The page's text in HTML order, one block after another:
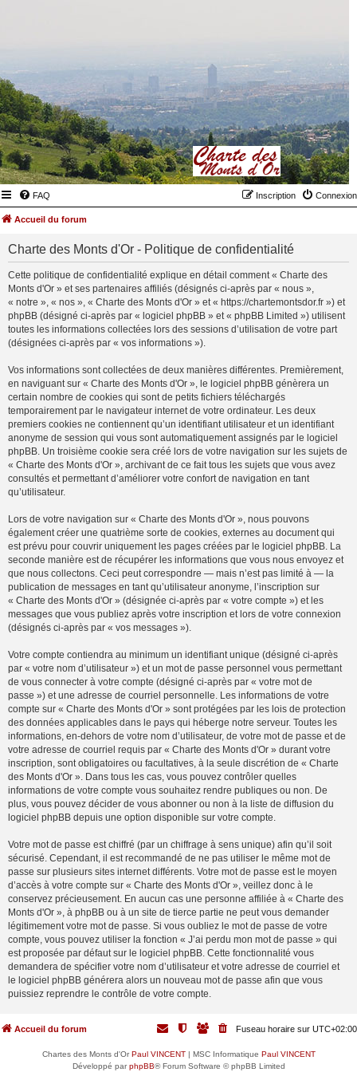
FAQ Connexion
Inscription
Accueil du forum
Charte des Monts d'Or - Politique de confidentialité
Cette politique de confidentialité explique en détail comment « Charte des
Monts d'Or » et ses partenaires affiliés (désignés ci-après par « nous »,
« notre », « nos », « Charte des Monts d'Or » et « https://chartemontsdor.fr ») et
phpBB (désigné ci-après par « logiciel phpBB » et « phpBB Limited ») utilisent
toutes les informations collectées lors des sessions d’utilisation de votre part
(désignées ci-après par « vos informations »).
Vos informations sont collectées de deux manières différentes. Premièrement,
en naviguant sur « Charte des Monts d'Or », le logiciel phpBB génèrera un
certain nombre de cookies qui sont de petits fichiers téléchargés
temporairement par le navigateur internet de votre ordinateur. Les deux
premiers cookies ne contiennent qu’un identifiant utilisateur et un identifiant
anonyme de session qui vous sont automatiquement assignés par le logiciel
phpBB. Un troisième cookie sera créé lors de votre navigation sur les sujets de
« Charte des Monts d'Or », archivant de ce fait tous les sujets que vous avez
consultés et permettant d’améliorer votre confort de navigation en tant
qu’utilisateur.
Lors de votre navigation sur « Charte des Monts d'Or », nous pouvons
également créer une quatrième sorte de cookies, externes au document qui
est prévu pour couvrir uniquement les pages créées par le logiciel phpBB. La
seconde manière est de récupérer les informations que vous nous envoyez et
que nous collectons. Ceci peut correspondre — mais n’est pas limité à — la
publication de messages en tant qu’utilisateur anonyme, l’inscription sur
« Charte des Monts d'Or » (désignée ci-après par « votre compte ») et les
messages que vous publiez après votre inscription et lors de votre connexion
(désignés ci-après par « vos messages »).
Votre compte contiendra au minimum un identifiant unique (désigné ci-après
par « votre nom d’utilisateur ») et un mot de passe personnel vous permettant
de vous connecter à votre compte (désigné ci-après par « votre mot de
passe ») et une adresse de courriel personnelle. Les informations de votre
compte sur « Charte des Monts d'Or » sont protégées par les lois de protection
des données applicables dans le pays qui héberge notre serveur. Toutes les
informations, en-dehors de votre nom d’utilisateur, de votre mot de passe et de
votre adresse de courriel requis par « Charte des Monts d'Or » durant votre
inscription, sont obligatoires ou facultatives, à la seule discrétion de « Charte
des Monts d'Or ». Dans tous les cas, vous pouvez contrôler quelles
informations de votre compte vous souhaitez rendre publiques ou non. De
plus, vous pouvez décider de vous abonner ou non à la liste de diffusion du
logiciel phpBB depuis une option disponible sur votre compte.
Votre mot de passe est chiffré (par un chiffrage à sens unique) afin qu’il soit
sécurisé. Cependant, il est recommandé de ne pas utiliser le même mot de
passe sur plusieurs sites internet différents. Votre mot de passe est le moyen
d’accès à votre compte sur « Charte des Monts d'Or », veillez donc à le
conservez précieusement. En aucun cas une personne affiliée à « Charte des
Monts d'Or », à phpBB ou à un site de tierce partie ne peut vous demander
légitimement votre mot de passe. Si vous oubliez le mot de passe de votre
compte, vous pouvez utiliser la fonction « J’ai perdu mon mot de passe » qui
est proposée par défaut sur le logiciel phpBB. Cette fonctionnalité vous
demandera de spécifier votre nom d’utilisateur et votre adresse de courriel et
le logiciel phpBB générera alors un nouveau mot de passe afin que vous
puissiez reprendre le contrôle de votre compte.
Accueil du forum Fuseau horaire sur UTC+02:00
Chartes des Monts d'OrPaul VINCENT| MSC Informatique Paul VINCENT
Développé parphpBB® Forum Software © phpBB Limited